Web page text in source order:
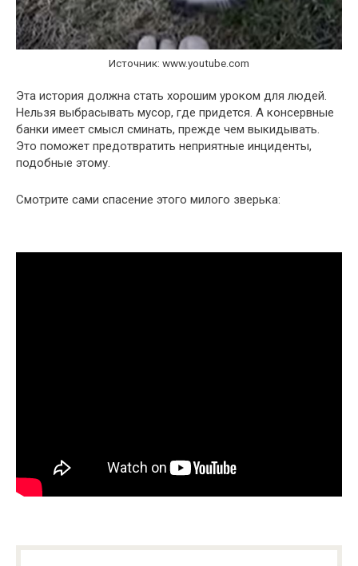
Источник: www.youtube.com
Эта история должна стать хорошим уроком для людей.
Нельзя выбрасывать мусор, где придется. А консервные
банки имеет смысл сминать, прежде чем выкидывать.
Это поможет предотвратить неприятные инциденты,
подобные этому.
Смотрите сами спасение этого милого зверька: